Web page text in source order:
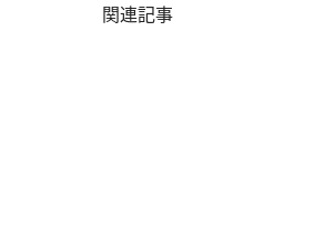
関連記事